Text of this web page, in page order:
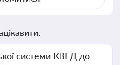
системи КВЕД до